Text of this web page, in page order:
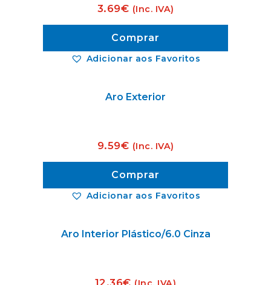
Adicionar aos Favoritos
3.69€ (Inc. IVA)
Comprar
Adicionar aos Favoritos
Aro Exterior
9.59€ (Inc. IVA)
Comprar
Aro Interior Plástico/6.0 Cinza
12.36€